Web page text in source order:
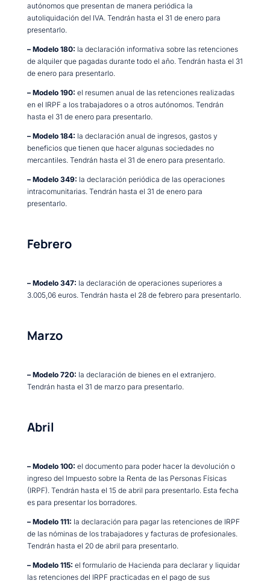
autónomos que presentan de manera periódica la
autoliquidación del IVA. Tendrán hasta el 31 de enero para
presentarlo.
– Modelo 180: la declaración informativa sobre las retenciones
de alquiler que pagadas durante todo el año. Tendrán hasta el 31
de enero para presentarlo.
– Modelo 190: el resumen anual de las retenciones realizadas
en el IRPF a los trabajadores o a otros autónomos. Tendrán
hasta el 31 de enero para presentarlo.
– Modelo 184: la declaración anual de ingresos, gastos y
beneficios que tienen que hacer algunas sociedades no
mercantiles. Tendrán hasta el 31 de enero para presentarlo.
– Modelo 349: la declaración periódica de las operaciones
intracomunitarias. Tendrán hasta el 31 de enero para
presentarlo.
Febrero
– Modelo 347: la declaración de operaciones superiores a
3.005,06 euros. Tendrán hasta el 28 de febrero para presentarlo.
Marzo
– Modelo 720: la declaración de bienes en el extranjero.
Tendrán hasta el 31 de marzo para presentarlo.
Abril
– Modelo 100: el documento para poder hacer la devolución o
ingreso del Impuesto sobre la Renta de las Personas Físicas
(IRPF). Tendrán hasta el 15 de abril para presentarlo. Esta fecha
es para presentar los borradores.
– Modelo 111: la declaración para pagar las retenciones de IRPF
de las nóminas de los trabajadores y facturas de profesionales.
Tendrán hasta el 20 de abril para presentarlo.
– Modelo 115: el formulario de Hacienda para declarar y liquidar
las retenciones del IRPF practicadas en el pago de sus